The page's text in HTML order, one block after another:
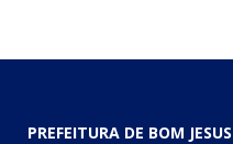
PREFEITURA DE BOM